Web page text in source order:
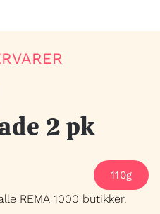
2 pk
110g
REMA 1000 butikker.